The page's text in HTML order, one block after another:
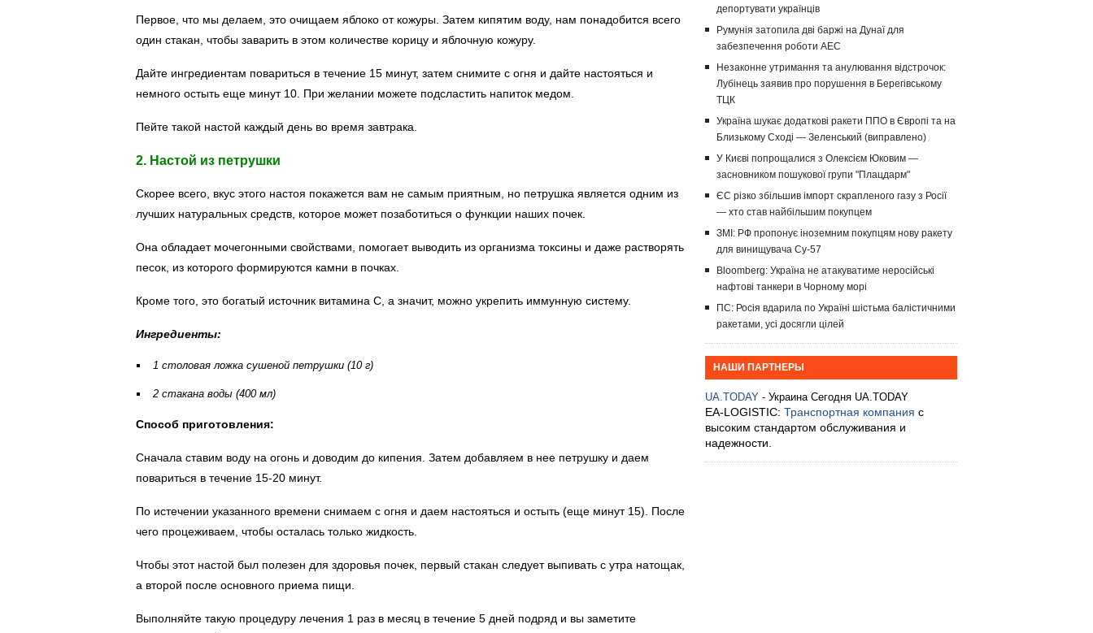
Первое, что мы делаем, это очищаем яблоко от кожуры. Затем кипятим воду, нам понадобится всего
один стакан, чтобы заварить в этом количестве корицу и яблочную кожуру.
Дайте ингредиентам повариться в течение 15 минут, затем снимите с огня и дайте настояться и
немного остыть еще минут 10. При желании можете подсластить напиток медом.
Пейте такой настой каждый день во время завтрака.
2. Настой из петрушки
Скорее всего, вкус этого настоя покажется вам не самым приятным, но петрушка является одним из
лучших натуральных средств, которое может позаботиться о функции наших почек.
Она обладает мочегонными свойствами, помогает выводить из организма токсины и даже растворять
песок, из которого формируются камни в почках.
Кроме того, это богатый источник витамина С, а значит, можно укрепить иммунную систему.
Ингредиенты:
1 столовая ложка сушеной петрушки (10 г)
2 стакана воды (400 мл)
Способ приготовления:
Сначала ставим воду на огонь и доводим до кипения. Затем добавляем в нее петрушку и даем
повариться в течение 15-20 минут.
По истечении указанного времени снимаем с огня и даем настояться и остыть (еще минут 15). После
чего процеживаем, чтобы осталась только жидкость.
Чтобы этот настой был полезен для здоровья почек, первый стакан следует выпивать с утра натощак,
а второй после основного приема пищи.
Выполняйте такую процедуру лечения 1 раз в месяц в течение 5 дней подряд и вы заметите
депортувати українців
Румунія затопила дві баржі на Дунаї для
забезпечення роботи АЕС
Незаконне утримання та анулювання відстрочок:
Лубінець заявив про порушення в Берегівському
ТЦК
Україна шукає додаткові ракети ППО в Європі та на
Близькому Сході — Зеленський (виправлено)
У Києві попрощалися з Олексієм Юковим —
засновником пошукової групи "Плацдарм"
ЄС різко збільшив імпорт скрапленого газу з Росії
— хто став найбільшим покупцем
ЗМІ: РФ пропонує іноземним покупцям нову ракету
для винищувача Су-57
Bloomberg: Україна не атакуватиме неросійські
нафтові танкери в Чорному морі
ПС: Росія вдарила по Україні шістьма балістичними
ракетами, усі досягли цілей
НАШИ ПАРТНЕРЫ
UA.TODAY - Украина Сегодня UA.TODAY
EA-LOGISTIC: Транспортная компания с
высоким стандартом обслуживания и
надежности.